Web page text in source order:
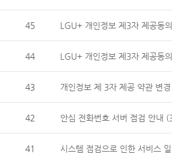
45 LGU+ 개인정보 제3자 제공동
44 LGU+ 개인정보 제3자 제공
43 개인정보 제 3자 제공 약관 변경
42 안심 전화번호 서버 점검 안내
41 시스템 점검으로 인한 서비스